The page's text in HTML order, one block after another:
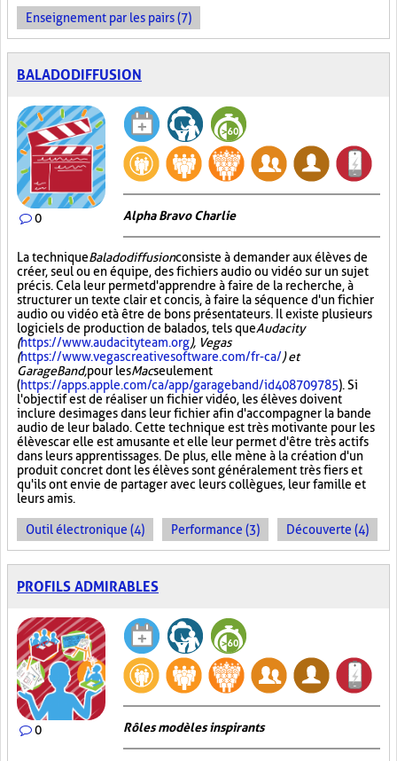
Enseignement par les pairs (7)
BALADODIFFUSION
0 Alpha Bravo Charlie
La techniqueBaladodiffusionconsiste à demander aux élèves de
créer, seul ou en équipe, des fichiers audio ou vidéo sur un sujet
précis. Cela leur permet d'apprendre à faire de la recherche, à
structurer un texte clair et concis, à faire la séquence d'un fichier
audio ou vidéo et à être de bons présentateurs. Il existe plusieurs
logiciels de production de balados, tels queAudacity
(https://www.audacityteam.org), Vegas
(https://www.vegascreativesoftware.com/fr-ca/) et
GarageBand,pour lesMacseulement
(https://apps.apple.com/ca/app/garageband/id408709785). Si
l'objectif est de réaliser un fichier vidéo, les élèves doivent
inclure des images dans leur fichier afin d'accompagner la bande
audio de leur balado. Cette technique est très motivante pour les
élèves car elle est amusante et elle leur permet d'être très actifs
dans leurs apprentissages. De plus, elle mène à la création d'un
produit concret dont les élèves sont généralement très fiers et
qu'ils ont envie de partager avec leurs collègues, leur famille et
leurs amis.
Outil électronique (4) Performance (3) Découverte (4)
PROFILS ADMIRABLES
0 Rôles modèles inspirants